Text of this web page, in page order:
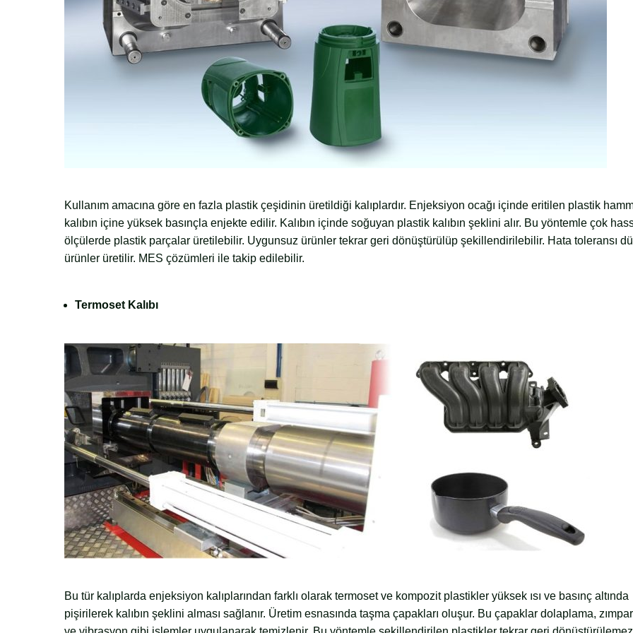
Kullanım amacına göre en fazla plastik çeşidinin üretildiği kalıplardır. Enjeksiyon ocağı içinde eritilen plastik
kalıbın içine yüksek basınçla enjekte edilir. Kalıbın içinde soğuyan plastik kalıbın şeklini alır. Bu yöntemle çok
ölçülerde plastik parçalar üretilebilir. Uygunsuz ürünler tekrar geri dönüştürülüp şekillendirilebilir. Hata toleransı
ürünler üretilir. MES çözümleri ile takip edilebilir.
Termoset Kalıbı
Bu tür kalıplarda enjeksiyon kalıplarından farklı olarak termoset ve kompozit plastikler yüksek ısı ve basınç altında
pişirilerek kalıbın şeklini alması sağlanır. Üretim esnasında taşma çapakları oluşur. Bu çapaklar dolaplama,